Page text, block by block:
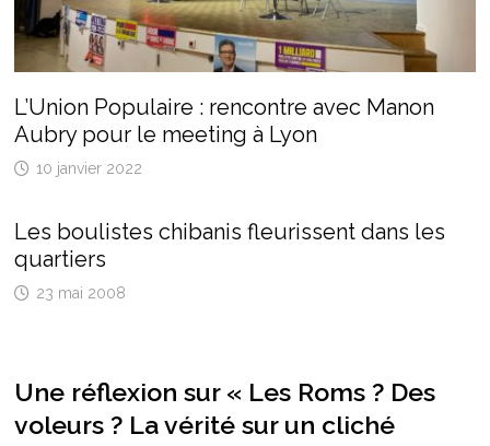
L’Union Populaire : rencontre avec Manon
Aubry pour le meeting à Lyon
10 janvier 2022
Les boulistes chibanis fleurissent dans les
quartiers
23 mai 2008
Une réflexion sur « Les Roms ? Des
voleurs ? La vérité sur un cliché